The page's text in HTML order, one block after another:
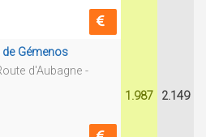
Gémenos
d'Aubagne -
1.987 2.149